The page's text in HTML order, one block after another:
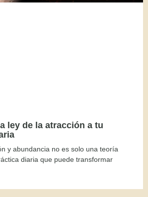
ley de la atracción a tu
y abundancia no es solo una teoría
diaria que puede transformar